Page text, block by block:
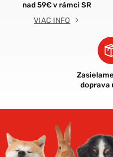
nad 59€ v rámci SR
VIAC INFO
doprava